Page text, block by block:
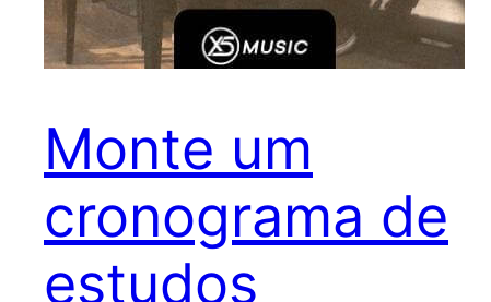
Monte um
cronograma de
estudos